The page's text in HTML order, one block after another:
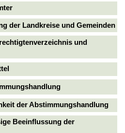
der Landkreise und Gemeinden
und
der Abstimmungshandlung
Beeinflussung der